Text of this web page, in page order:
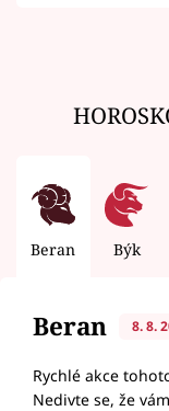
Beran Býk
Beran 8. 8.
Rychlé akce
Nedivte se, že